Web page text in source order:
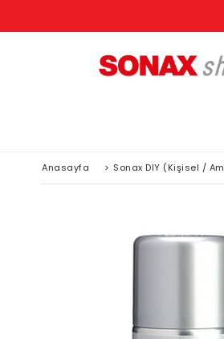
Anasayfa > Sonax DIY (Kişisel /